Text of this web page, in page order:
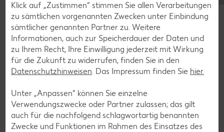
Glutenfreie Rezepte
Wer auf Gluten verzichtet, muss nicht automatisch auf
Vielfalt und Geschmack verzichten. Ob süß oder herzhaft –
mit unseren glutenfreien Rezepten zauberst du dir Gerichte,
Rezepte entdecken
Klick auf „Zustimmen“ stimmen Sie allen Verarbeitungen
zu sämtlichen vorgenannten Zwecken unter Einbindung
sämtlicher genannten Partner zu. Weitere
Informationen, auch zur Speicherdauer der Daten und
zu Ihrem Recht, Ihre Einwilligung jederzeit mit Wirkung
für die Zukunft zu widerrufen, finden Sie in den
Datenschutzhinweisen. Das Impressum finden Sie hier.
Unter „Anpassen“ können Sie einzelne
Verwendungszwecke oder Partner zulassen; das gilt
auch für die nachfolgend schlagwortartig benannten
Zwecke und Funktionen im Rahmen des Einsatzes des